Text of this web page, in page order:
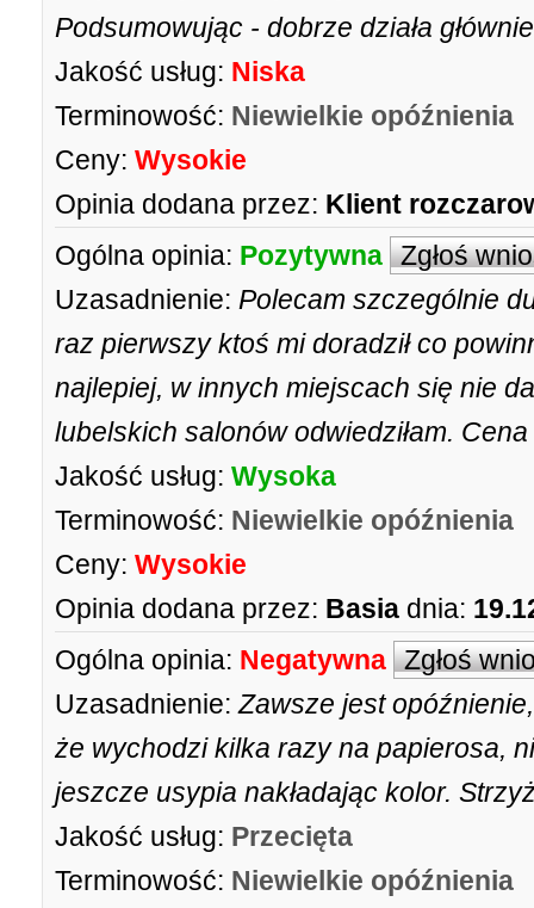
Podsumowując - dobrze działa
Jakość usług: Niska
Terminowość: Niewielkie opóźnienia
Ceny: Wysokie
Opinia dodana przez: Klient
Ogólna opinia: Pozytywna Zgłoś
Uzasadnienie: Polecam szczególnie
raz pierwszy ktoś mi doradził co
najlepiej, w innych miejscach się nie
lubelskich salonów odwiedziłam.
Jakość usług: Wysoka
Terminowość: Niewielkie opóźnienia
Ceny: Wysokie
Opinia dodana przez: Basia dnia:
Ogólna opinia: Negatywna Zgłoś
Uzasadnienie: Zawsze jest
że wychodzi kilka razy na papierosa,
jeszcze usypia nakładając kolor.
Jakość usług: Przecięta
Terminowość: Niewielkie opóźnienia